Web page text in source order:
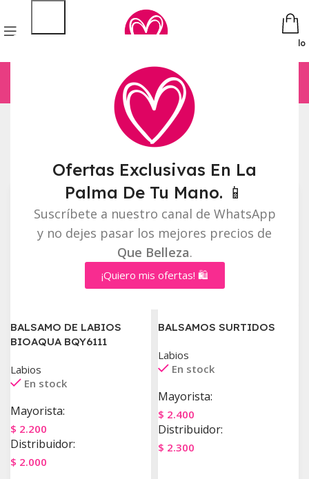
Ofertas Exclusivas En La
Palma De Tu Mano. 📱
Suscríbete a nuestro canal de WhatsApp
y no dejes pasar los mejores precios de
Que Belleza.
¡Quiero mis ofertas! 🛍️
Pedido
Mostrando 1–12 de 70 resultados
BALSAMO DE LABIOS
BIOAQUA BQY6111
Labios
En stock
Mayorista:
$ 2.200
Distribuidor:
$ 2.000
BALSAMOS SURTIDOS
Labios
En stock
Mayorista:
$ 2.400
Distribuidor:
$ 2.300